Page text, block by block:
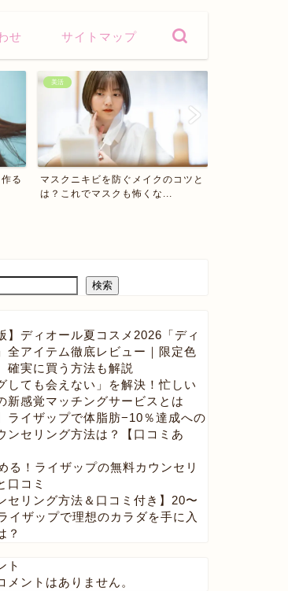
せ サイトマップ
と
美活
【東京OL美容医療】エイジングケ
アにおすすめ！医療用ハイ...
検索
】ディオール夏コスメ2026「ディ
全アイテム徹底レビュー｜限定色
確実に買う方法も解説
しても会えない」を解決！忙しい
新感覚マッチングサービスとは
ライザップで体脂肪−10％達成への
ンセリング方法は？【口コミあ
る！ライザップの無料カウンセリ
口コミ
セリング方法＆口コミ付き】20〜
イザップで理想のカラダを手に入
？
ト
メントはありません。